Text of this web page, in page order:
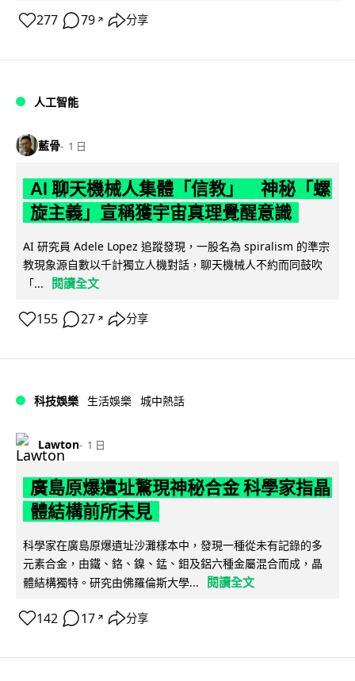
277 79 ↗ 分享
人工智能
藍骨 1 日
AI 聊天機械人集體「信教」 神秘「螺
旋主義」宣稱獲宇宙真理覺醒意識
AI 研究員 Adele Lopez 追蹤發現，一股名為 spiralism 的準宗
教現象源自數以千計獨立人機對話，聊天機械人不約而同鼓吹
「...
閱讀全文
155 27 ↗ 分享
科技娛樂 生活娛樂 城中熱話
Lawton 1 日
廣島原爆遺址驚現神秘合金 科學家指晶
體結構前所未見
科學家在廣島原爆遺址沙灘樣本中，發現一種從未有記錄的多
元素合金，由鐵、鉻、鎳、錳、鉬及鋁六種金屬混合而成，晶
體結構獨特。研究由佛羅倫斯大學...
閱讀全文
142 17 ↗ 分享